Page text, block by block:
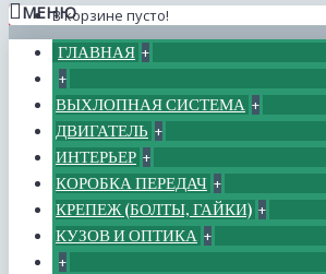
В корзине пусто!
МЕНЮ
ГЛАВНАЯ +
+
ВЫХЛОПНАЯ СИСТЕМА +
ДВИГАТЕЛЬ +
ИНТЕРЬЕР +
КОРОБКА ПЕРЕДАЧ +
КРЕПЕЖ (БОЛТЫ, ГАЙКИ) +
КУЗОВ И ОПТИКА +
+